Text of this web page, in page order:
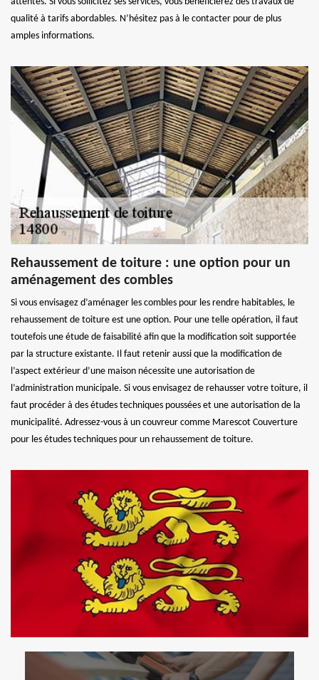
qualité à tarifs abordables. N’hésitez pas à le contacter pour de plus
amples informations.
Rehaussement de toiture : une option pour un
aménagement des combles
Si vous envisagez d’aménager les combles pour les rendre habitables, le
rehaussement de toiture est une option. Pour une telle opération, il faut
toutefois une étude de faisabilité afin que la modification soit supportée
par la structure existante. Il faut retenir aussi que la modification de
l’aspect extérieur d’une maison nécessite une autorisation de
l’administration municipale. Si vous envisagez de rehausser votre toiture, il
faut procéder à des études techniques poussées et une autorisation de la
municipalité. Adressez-vous à un couvreur comme Marescot Couverture
pour les études techniques pour un rehaussement de toiture.